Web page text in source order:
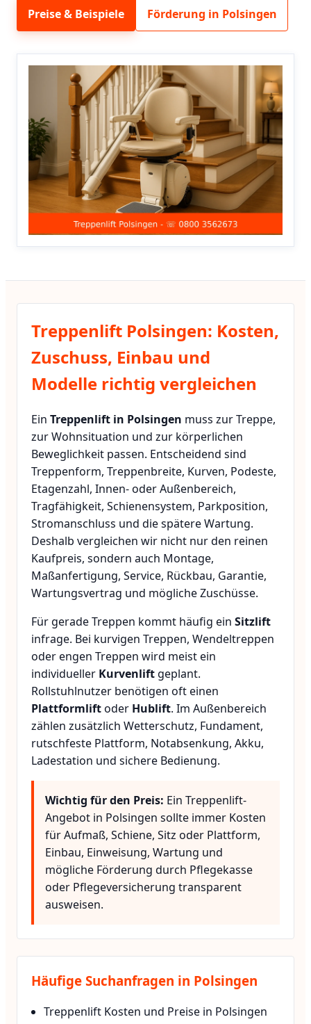
Preise & Beispiele Förderung in Polsingen
Treppenlift Polsingen: Kosten,
Zuschuss, Einbau und
Modelle richtig vergleichen
Ein Treppenlift in Polsingen muss zur Treppe,
zur Wohnsituation und zur körperlichen
Beweglichkeit passen. Entscheidend sind
Treppenform, Treppenbreite, Kurven, Podeste,
Etagenzahl, Innen- oder Außenbereich,
Tragfähigkeit, Schienensystem, Parkposition,
Stromanschluss und die spätere Wartung.
Deshalb vergleichen wir nicht nur den reinen
Kaufpreis, sondern auch Montage,
Maßanfertigung, Service, Rückbau, Garantie,
Wartungsvertrag und mögliche Zuschüsse.
Für gerade Treppen kommt häufig ein Sitzlift
infrage. Bei kurvigen Treppen, Wendeltreppen
oder engen Treppen wird meist ein
individueller Kurvenlift geplant.
Rollstuhlnutzer benötigen oft einen
Plattformliftoder Hublift. Im Außenbereich
zählen zusätzlich Wetterschutz, Fundament,
rutschfeste Plattform, Notabsenkung, Akku,
Ladestation und sichere Bedienung.
Wichtig für den Preis: Ein Treppenlift-
Angebot in Polsingen sollte immer Kosten
für Aufmaß, Schiene, Sitz oder Plattform,
Einbau, Einweisung, Wartung und
mögliche Förderung durch Pflegekasse
oder Pflegeversicherung transparent
ausweisen.
Häufige Suchanfragen in Polsingen
Treppenlift Kosten und Preise in Polsingen